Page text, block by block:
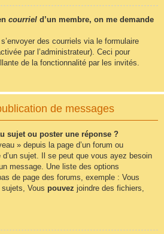
courriel d’un membre, on me demande
des courriels via le formulaire
par l’administrateur). Ceci pour
de la fonctionnalité par les invités.
de messages
sujet ou poster une réponse ?
» depuis la page d’un forum ou
sujet. Il se peut que vous ayez besoin
message. Une liste des options
de page des forums, exemple : Vous
Vous pouvez joindre des fichiers,